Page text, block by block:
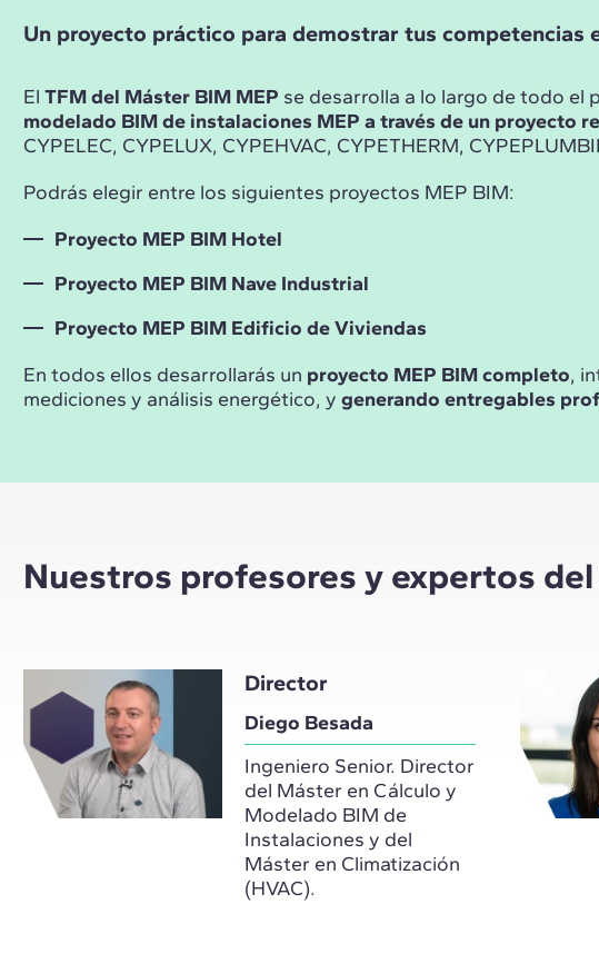
Un proyecto práctico para demostrar tus competencias
El TFM del Máster BIM MEP se desarrolla a lo largo de todo el
modelado BIM de instalaciones MEP a través de un proyecto
CYPELEC, CYPELUX, CYPEHVAC, CYPETHERM,
Podrás elegir entre los siguientes proyectos MEP BIM:
Proyecto MEP BIM Hotel
Proyecto MEP BIM Nave Industrial
Proyecto MEP BIM Edificio de Viviendas
En todos ellos desarrollarás un proyecto MEP BIM completo,
mediciones y análisis energético, y generando entregables
Nuestros profesores y expertos
Director
Diego Besada
Ingeniero Senior. Director
del Máster en Cálculo y
Modelado BIM de
Instalaciones y del
Máster en Climatización
(HVAC).